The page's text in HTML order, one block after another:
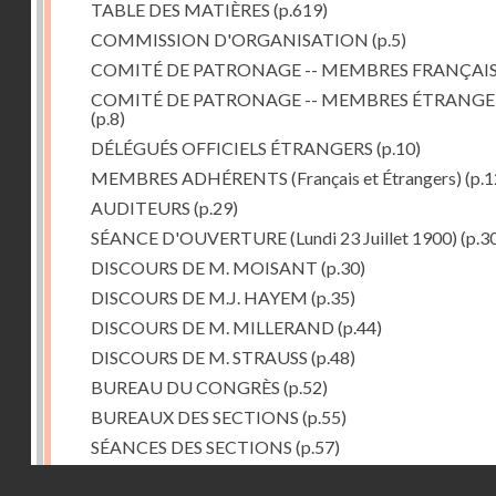
TABLE DES MATIÈRES (p.619)
COMMISSION D'ORGANISATION (p.5)
COMITÉ DE PATRONAGE -- MEMBRES
COMITÉ DE PATRONAGE -- MEMBRES
(p.8)
DÉLÉGUÉS OFFICIELS ÉTRANGERS (p.10)
MEMBRES ADHÉRENTS (Français et Étrangers)
AUDITEURS (p.29)
SÉANCE D'OUVERTURE (Lundi 23 Juillet 1900)
DISCOURS DE M. MOISANT (p.30)
DISCOURS DE M.J. HAYEM (p.35)
DISCOURS DE M. MILLERAND (p.44)
DISCOURS DE M. STRAUSS (p.48)
BUREAU DU CONGRÈS (p.52)
BUREAUX DES SECTIONS (p.55)
SÉANCES DES SECTIONS (p.57)